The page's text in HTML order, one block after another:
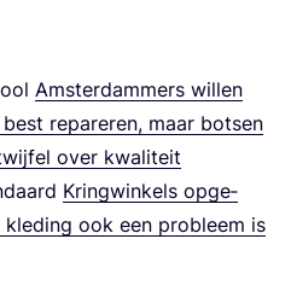
Ams­ter­dam­mers wil­len
repa­re­ren, maar botsen
over kwa­li­te­it
Kring­win­kels opge­
ook een pro­bleem is